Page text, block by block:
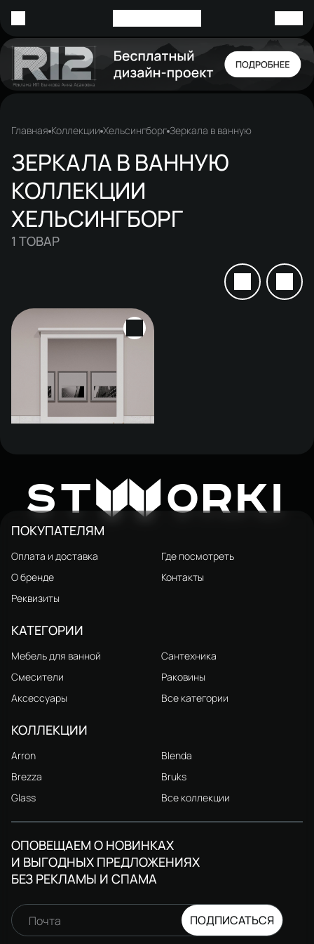
Главная Коллекции Хельсингборг Зеркала в ванную
ЗЕРКАЛА В ВАННУЮ
КОЛЛЕКЦИИ
ХЕЛЬСИНГБОРГ
1 ТОВАР
Хельсингборг 80 белое,
квадратное, в стиле прованс,
матовое
13 946 ₽
STW ORKI
ПОКУПАТЕЛЯМ
Оплата и доставка
Где посмотреть
О бренде
Контакты
Реквизиты
КАТЕГОРИИ
Мебель для ванной
Сантехника
Смесители
Раковины
Аксессуары
Все категории
КОЛЛЕКЦИИ
Arron
Blenda
Brezza
Bruks
Glass
Все коллекции
ОПОВЕЩАЕМ О НОВИНКАХ
И ВЫГОДНЫХ ПРЕДЛОЖЕНИЯХ
БЕЗ РЕКЛАМЫ И СПАМА
Почта ПОДПИСАТЬСЯ